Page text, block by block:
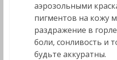
аэрозольными
пигментов на кожу
раздражение в
боли, сонливость и
будьте аккуратны.